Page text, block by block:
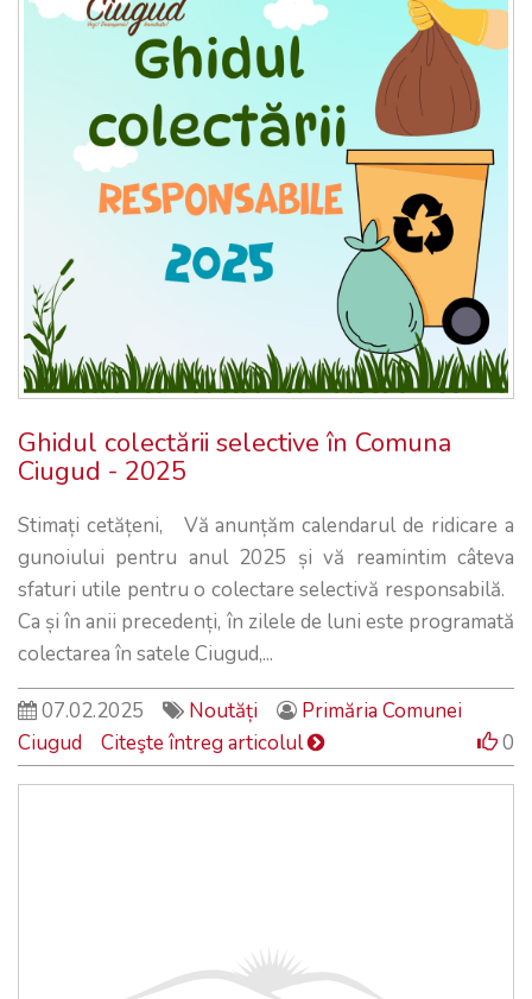
Ghidul colectării selective în Comuna
Ciugud - 2025
Stimați cetățeni, Vă anunțăm calendarul de ridicare a
gunoiului pentru anul 2025 și vă reamintim câteva
sfaturi utile pentru o colectare selectivă responsabilă.
Ca și în anii precedenți, în zilele de luni este programată
colectarea în satele Ciugud,...
07.02.2025 Noutăți
Primăria Comunei
Ciugud
Citeşte întreg articolul 0